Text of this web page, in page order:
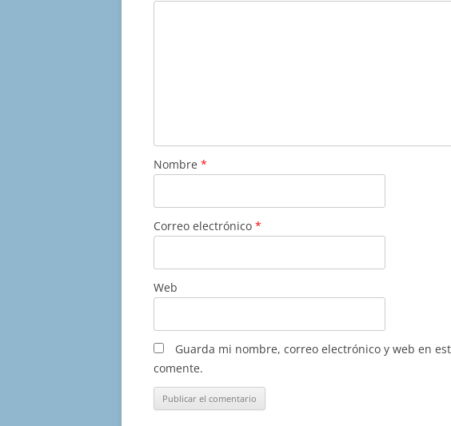
Nombre *
Correo electrónico *
Web
Guarda mi nombre, correo electrónico y web en
comente.